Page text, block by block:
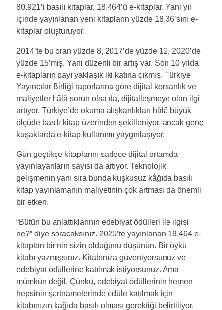
80.921’i basılı kitaplar, 18.464’ü e-kitaplar. Yani yıl
içinde yayınlanan yeni kitapların yüzde 18,36’sını e-
kitaplar oluşturuyor.
2014’te bu oran yüzde 8, 2017’de yüzde 12, 2020’de
yüzde 15’miş. Yani düzenli bir artış var. Son 10 yılda
e-kitapların payı yaklaşık iki katına çıkmış. Türkiye
Yayıncılar Birliği raporlarına göre dijital korsanlık ve
maliyetler hâlâ sorun olsa da, dijitalleşmeye olan ilgi
artıyor. Türkiye’de okuma alışkanlıkları hâlâ büyük
ölçüde basılı kitap üzerinden şekilleniyor, ancak genç
kuşaklarda e-kitap kullanımı yaygınlaşıyor.
Gün geçtikçe kitaplarını sadece dijital ortamda
yayınlayanların sayısı da artıyor. Teknolojik
gelişmenin yanı sıra bunda kuşkusuz kâğıda basılı
kitap yayınlamanın maliyetinin çok artması da önemli
bir etken.
“Bütün bu anlattıklarının edebiyat ödülleri ile ilgisi
ne?” diye soracaksınız. 2025’te yayınlanan 18.464 e-
kitaptan birinin sizin olduğunu düşünün. Bir öykü
kitabı yazmışsınız. Kitabınıza güveniyorsunuz ve
edebiyat ödüllerine katılmak istiyorsunuz. Ama
mümkün değil. Çünkü, edebiyat ödüllerinin hemen
hepsinin şartnamelerinde ödüle katılmak için
kitabınızın kağıda basılı olması gerektiği belirtiliyor.